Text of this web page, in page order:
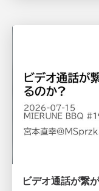
ビデオ通話が繋